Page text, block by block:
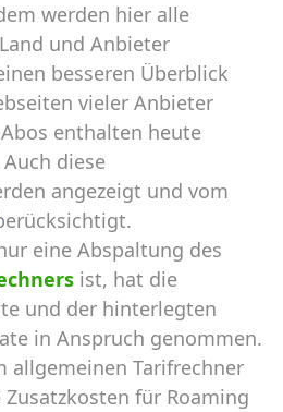
werden hier alle
und Anbieter
besseren Überblick
vieler Anbieter
enthalten heute
diese
angezeigt und vom
eine Abspaltung des
ist, hat die
und der hinterlegten
in Anspruch genommen.
allgemeinen Tarifrechner
für Roaming